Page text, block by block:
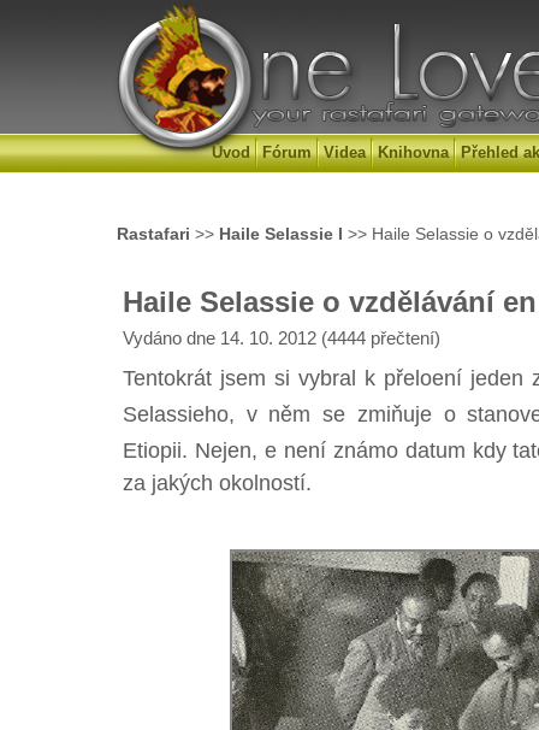
Úvod Fórum Videa Knihovna Přehled
Rastafari >> Haile Selassie I >> Haile Selassie o
Haile Selassie o vzdělávání en
Vydáno dne 14. 10. 2012 (4444 přečtení)
Tentokrát jsem si vybral k přeloení
Selassieho, v něm se zmiňuje o
Etiopii. Nejen, e není známo datum kdy
za jakých okolností.